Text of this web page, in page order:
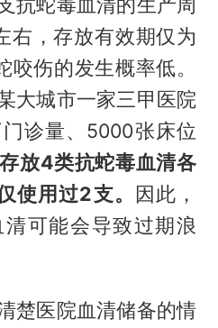
右，存放有效期仅为
伤的发生概率低。
大城市一家三甲医院
诊量、5000张床位
放4类抗蛇毒血清各
使用过2支。 因此，
可能会导致过期浪
楚医院血清储备的情